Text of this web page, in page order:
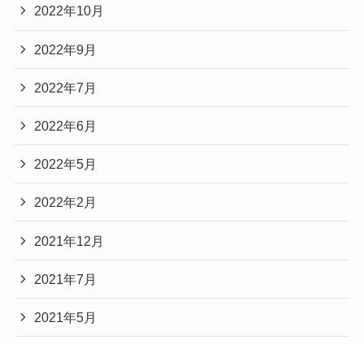
2022年10月
2022年9月
2022年7月
2022年6月
2022年5月
2022年2月
2021年12月
2021年7月
2021年5月